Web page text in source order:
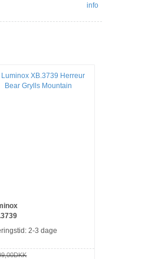
2-3 dage